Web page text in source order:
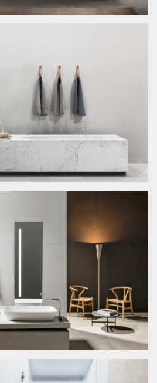
News
Grafica
Architettura
sono
Contatti